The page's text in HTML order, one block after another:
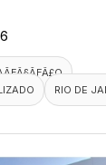
RIO DE